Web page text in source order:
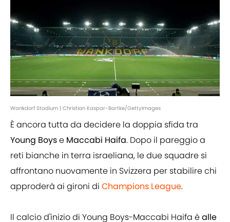
Wankdorf Stadium | Christian Kaspar-Bartke/GettyImages
È ancora tutta da decidere la doppia sfida tra
Young Boyse Maccabi Haifa. Dopo il pareggio a
reti bianche in terra israeliana, le due squadre si
affrontano nuovamente in Svizzera per stabilire chi
approderà ai gironi di Champions League.
Il calcio d'inizio di Young Boys-Maccabi Haifa èalle